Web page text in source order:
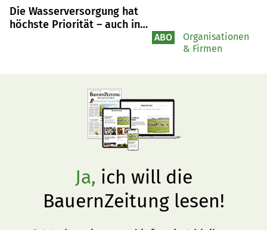
Die Wasserversorgung hat
höchste Priorität – auch in
ABO
Organisationen
& Firmen
Ja, ich will die
BauernZeitung lesen!